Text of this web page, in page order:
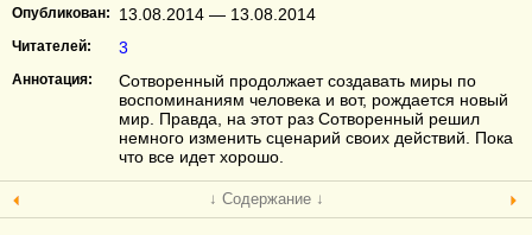
Опубликован: 13.08.2014 — 13.08.2014
Читателей: 3
Аннотация:
Сотворенный продолжает создавать миры по
воспоминаниям человека и вот, рождается новый
мир. Правда, на этот раз Сотворенный решил
немного изменить сценарий своих действий. Пока
что все идет хорошо.
↓ Содержание ↓